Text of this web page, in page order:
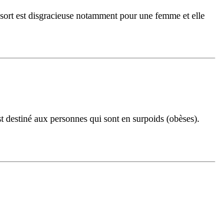
est disgracieuse notamment pour une femme et elle
aux personnes qui sont en surpoids (obèses).